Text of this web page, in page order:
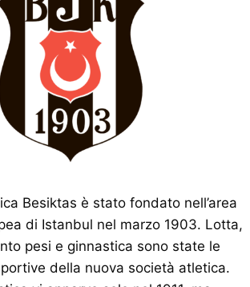
Besiktas è stato fondato nell’area
di Istanbul nel marzo 1903. Lotta,
pesi e ginnastica sono state le
della nuova società atletica.